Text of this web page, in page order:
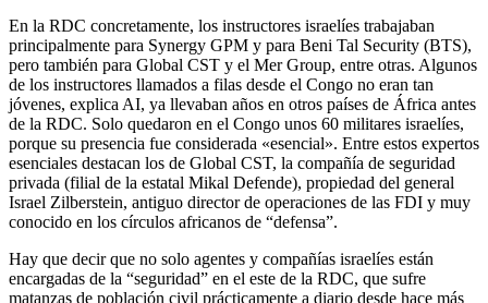
En la RDC concretamente, los instructores israelíes trabajaban
principalmente para Synergy GPM y para Beni Tal Security (BTS),
pero también para Global CST y el Mer Group, entre otras. Algunos
de los instructores llamados a filas desde el Congo no eran tan
jóvenes, explica AI, ya llevaban años en otros países de África antes
de la RDC. Solo quedaron en el Congo unos 60 militares israelíes,
porque su presencia fue considerada «esencial». Entre estos expertos
esenciales destacan los de Global CST, la compañía de seguridad
privada (filial de la estatal Mikal Defende), propiedad del general
Israel Zilberstein, antiguo director de operaciones de las FDI y muy
conocido en los círculos africanos de “defensa”.
Hay que decir que no solo agentes y compañías israelíes están
encargadas de la “seguridad” en el este de la RDC, que sufre
matanzas de población civil prácticamente a diario desde hace más